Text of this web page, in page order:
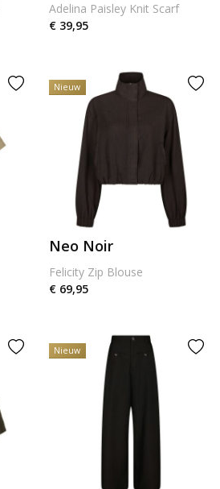
Adelina Paisley Knit Scarf
€ 39,95
Nieuw
Neo Noir
Felicity Zip Blouse
€ 69,95
Nieuw